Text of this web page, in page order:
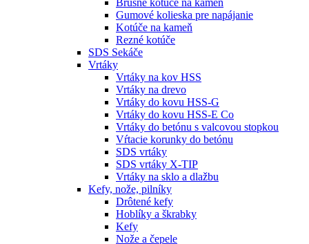
Gumové kolieska pre napájanie
Kotúče na kameň
Rezné kotúče
SDS Sekáče
Vrtáky
Vrtáky na kov HSS
Vrtáky na drevo
Vrtáky do kovu HSS-G
Vrtáky do kovu HSS-E Co
Vrtáky do betónu s valcovou stopkou
Vŕtacie korunky do betónu
SDS vrtáky
SDS vrtáky X-TIP
Vrtáky na sklo a dlažbu
Kefy, nože, pilníky
Drôtené kefy
Hoblíky a škrabky
Kefy
Nože a čepele